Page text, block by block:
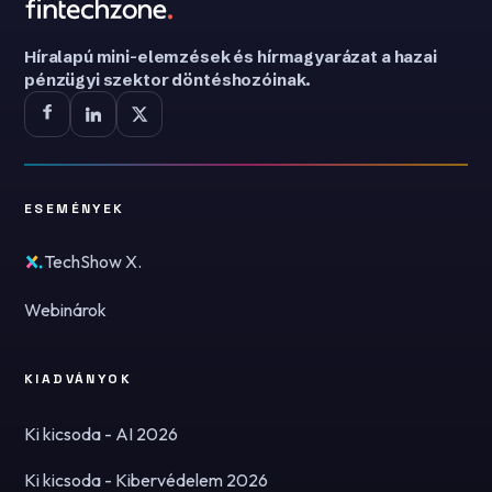
Híralapú mini-elemzések és hírmagyarázat a hazai
pénzügyi szektor döntéshozóinak.
ESEMÉNYEK
TechShow X.
Webinárok
KIADVÁNYOK
Ki kicsoda - AI 2026
Ki kicsoda - Kibervédelem 2026